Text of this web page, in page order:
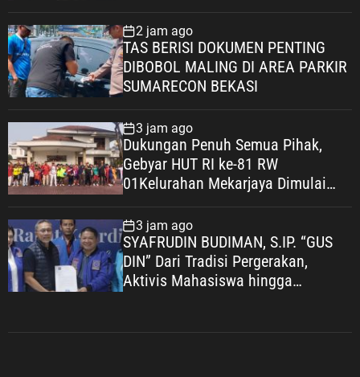
Tanah
2 jam ago
TAS BERISI DOKUMEN PENTING
DIBOBOL MALING DI AREA PARKIR
SUMARECON BEKASI
3 jam ago
Dukungan Penuh Semua Pihak,
Gebyar HUT RI ke-81 RW
01Kelurahan Mekarjaya Dimulai
3 jam ago
SYAFRUDIN BUDIMAN, S.IP. “GUS
DIN” Dari Tradisi Pergerakan,
Aktivis Mahasiswa hingga